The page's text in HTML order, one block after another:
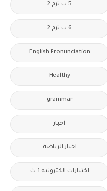
5 ب ترم 2
6 ب ترم 2
English Pronunciation
Healthy
grammar
اخبار
اخبار الرياضة
اختبارات الكترونيه 1 ث